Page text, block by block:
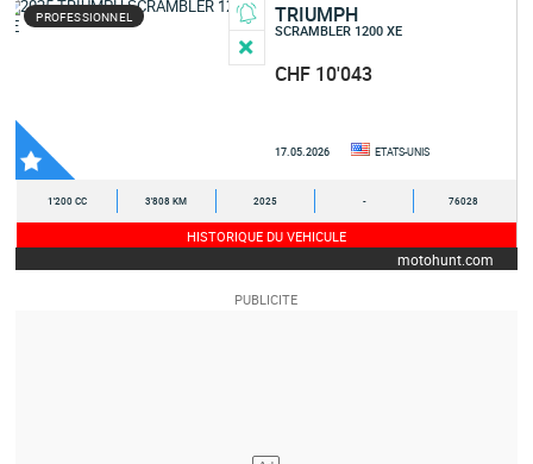
PROFESSIONNEL TRIUMPH
SCRAMBLER 1200 XE
CHF 10'043
17.05.2026 ETATS-UNIS
1'200 CC 3'808 KM 2025 - 76028
HISTORIQUE DU VEHICULE
motohunt.com